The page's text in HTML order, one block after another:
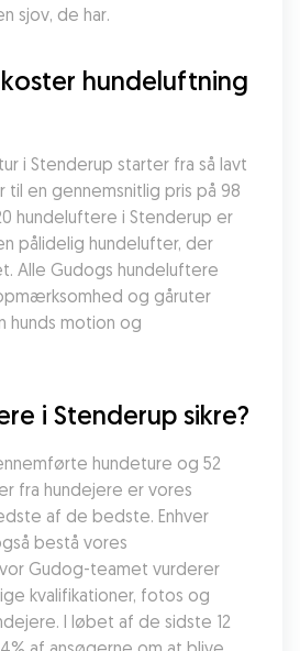
sjov, de har.
hundeluftning
i Stenderup starter fra så lavt
til en gennemsnitlig pris på 98
hundeluftere i Stenderup er
pålidelig hundelufter, der
Alle Gudogs hundeluftere
og gåruter
hunds motion og
i Stenderup sikre?
hundeture og 52
fra hundejere er vores
af de bedste. Enhver
bestå vores
Gudog-teamet vurderer
kvalifikationer, fotos og
I løbet af de sidste 12